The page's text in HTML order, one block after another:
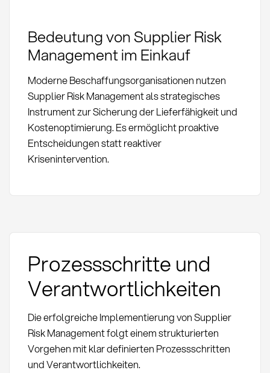
Bedeutung von Supplier Risk
Management im Einkauf
Moderne Beschaffungsorganisationen nutzen
Supplier Risk Management als strategisches
Instrument zur Sicherung der Lieferfähigkeit und
Kostenoptimierung. Es ermöglicht proaktive
Entscheidungen statt reaktiver
Krisenintervention.
Prozessschritte und
Verantwortlichkeiten
Die erfolgreiche Implementierung von Supplier
Risk Management folgt einem strukturierten
Vorgehen mit klar definierten Prozessschritten
und Verantwortlichkeiten.